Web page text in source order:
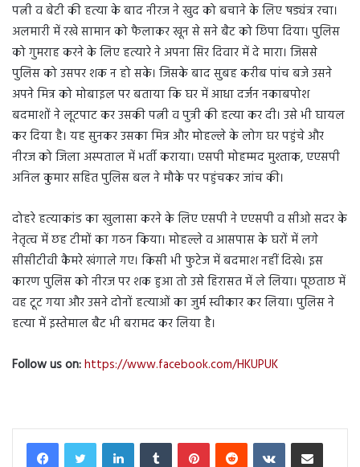
पत्नी व बेटी की हत्या के बाद नीरज ने खुद को बचाने के लिए षड्यंत्र रचा।
अलमारी में रखे सामान को फैलाकर खून से सने बैट को छिपा दिया। पुलिस
को गुमराह करने के लिए हत्यारे ने अपना सिर दिवार में दे मारा। जिससे
पुलिस को उसपर शक न हो सके। जिसके बाद सुबह करीब पांच बजे उसने
अपने मित्र को मोबाइल पर बताया कि घर में आधा दर्जन नकाबपोश
बदमाशों ने लूटपाट कर उसकी पत्नी व पुत्री की हत्या कर दी। उसे भी घायल
कर दिया है। यह सुनकर उसका मित्र और मोहल्ले के लोग घर पहुंचे और
नीरज को जिला अस्पताल में भर्ती कराया। एसपी मोहम्मद मुश्ताक, एएसपी
अनिल कुमार सहित पुलिस बल ने मौके पर पहुंचकर जांच की।
दोहरे हत्याकांड का खुलासा करने के लिए एसपी ने एएसपी व सीओ सदर के
नेतृत्व में छह टीमों का गठन किया। मोहल्ले व आसपास के घरों में लगे
सीसीटीवी कैमरे खंगाले गए। किसी भी फुटेज में बदमाश नहीं दिखे। इस
कारण पुलिस को नीरज पर शक हुआ तो उसे हिरासत में ले लिया। पूछताछ में
वह टूट गया और उसने दोनों हत्याओं का जुर्म स्वीकार कर लिया। पुलिस ने
हत्या में इस्तेमाल बैट भी बरामद कर लिया है।
Follow us on:https://www.facebook.com/HKUPUK
LinkedInTumblr PinterestReddit VKontakteShare via Email